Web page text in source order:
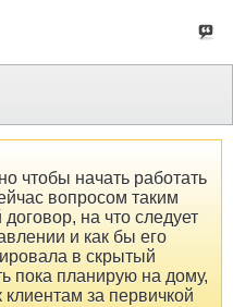
чтобы начать работать
вопросом таким
на что следует
и как бы его
в скрытый
пока планирую на дому,
за первичкой